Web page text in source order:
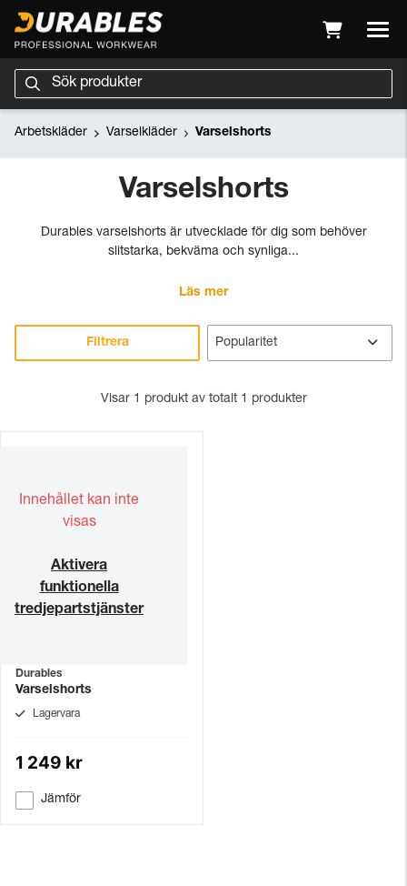
Arbetskläder Varselkläder Varselshorts
Varselshorts
Durables varselshorts är utvecklade för dig som behöver
slitstarka, bekväma och synliga...
Läs mer
Filtrera
Visar 1 produkt av totalt 1 produkter
Innehållet kan inte
visas
Aktivera
funktionella
tredjepartstjänster
Durables
Varselshorts
Lagervara
1 249 kr
Jämför